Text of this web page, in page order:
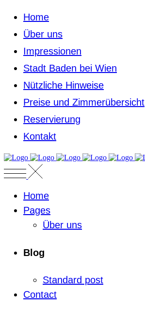
Home
Über uns
Impressionen
Stadt Baden bei Wien
Nützliche Hinweise
Preise und Zimmerübersicht
Reservierung
Kontakt
Home
Pages
Über uns
Blog
Standard post
Contact